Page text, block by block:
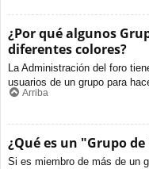
¿Por qué algunos
diferentes colores?
La Administración del foro
usuarios de un grupo para
Arriba
¿Qué es un "Grupo
Si es miembro de más de un